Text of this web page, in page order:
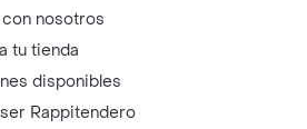
con nosotros
tu tienda
disponibles
Rappitendero